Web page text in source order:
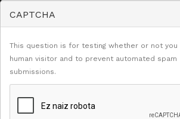
CAPTCHA
This question is for testing whether or not you
human visitor and to prevent automated spam
submissions.